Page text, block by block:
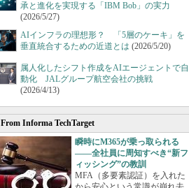
承と進化を実現する「IBM Bob」の実力
(2026/5/27)
AIインフラの理想形？ 「5層のケーキ」を
垂直統合するための近道とは (2026/5/20)
属人化したシフト作成をAIエージェントで自
動化 JALグループ航空会社の挑戦
(2026/4/13)
From Informa TechTarget
瞬時にM365が乗っ取られる
――全社員に周知すべき“新フ
ィッシング”の教訓
MFA（多要素認証）を入れた